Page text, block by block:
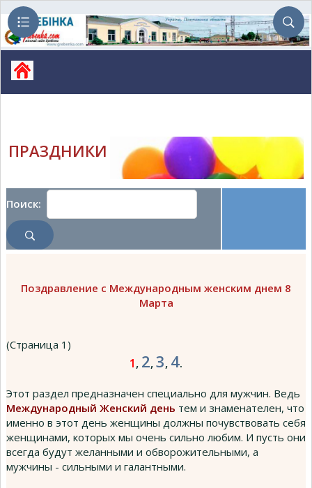
ПРАЗДНИКИ
Поиск:
Поздравление с Международным женским днем 8
Марта
(Страница 1)
1, 2,3, 4.
Этот раздел предназначен специально для мужчин. Ведь
Международный Женский день тем и знаменателен, что
именно в этот день женщины должны почувствовать себя
женщинами, которых мы очень сильно любим. И пусть они
всегда будут желанными и обворожительными, а
мужчины - сильными и галантными.